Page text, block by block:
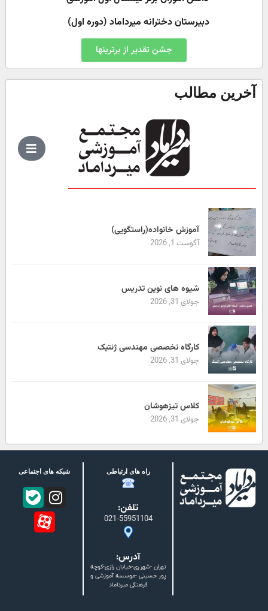
دبیرستان دخترانه میرداماد (دوره اول)
جشن تقدیر از برترینها
آخرین مطالب
آموزش خانواده(راستگویی)
آگوست 1, 2026
شیوه های نوین تدریس
جولای 31, 2026
کارگاه تخصصی مهندسی ژنتیک
جولای 31, 2026
کلاس تیزهوشان
جولای 31, 2026
راه های ارتباطی
تلفن:
021-55951104
آدرس:
تهران -شهرری-خیابان رازی-کوچه
پور حسینی -موسسه آموزشی و
فرهنگی میرداماد
شبکه های اجتماعی